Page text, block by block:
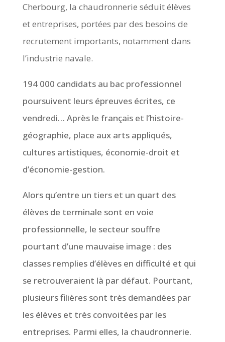
Cherbourg, la chaudronnerie séduit élèves
et entreprises, portées par des besoins de
recrutement importants, notamment dans
l’industrie navale.
194 000 candidats au bac professionnel
poursuivent leurs épreuves écrites, ce
vendredi… Après le français et l’histoire-
géographie, place aux arts appliqués,
cultures artistiques, économie-droit et
d’économie-gestion.
Alors qu’entre un tiers et un quart des
élèves de terminale sont en voie
professionnelle, le secteur souffre
pourtant d’une mauvaise image : des
classes remplies d’élèves en difficulté et qui
se retrouveraient là par défaut. Pourtant,
plusieurs filières sont très demandées par
les élèves et très convoitées par les
entreprises. Parmi elles, la chaudronnerie.